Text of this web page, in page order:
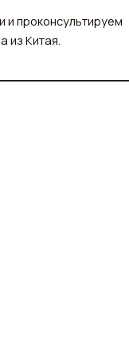
и проконсультируем
из Китая.